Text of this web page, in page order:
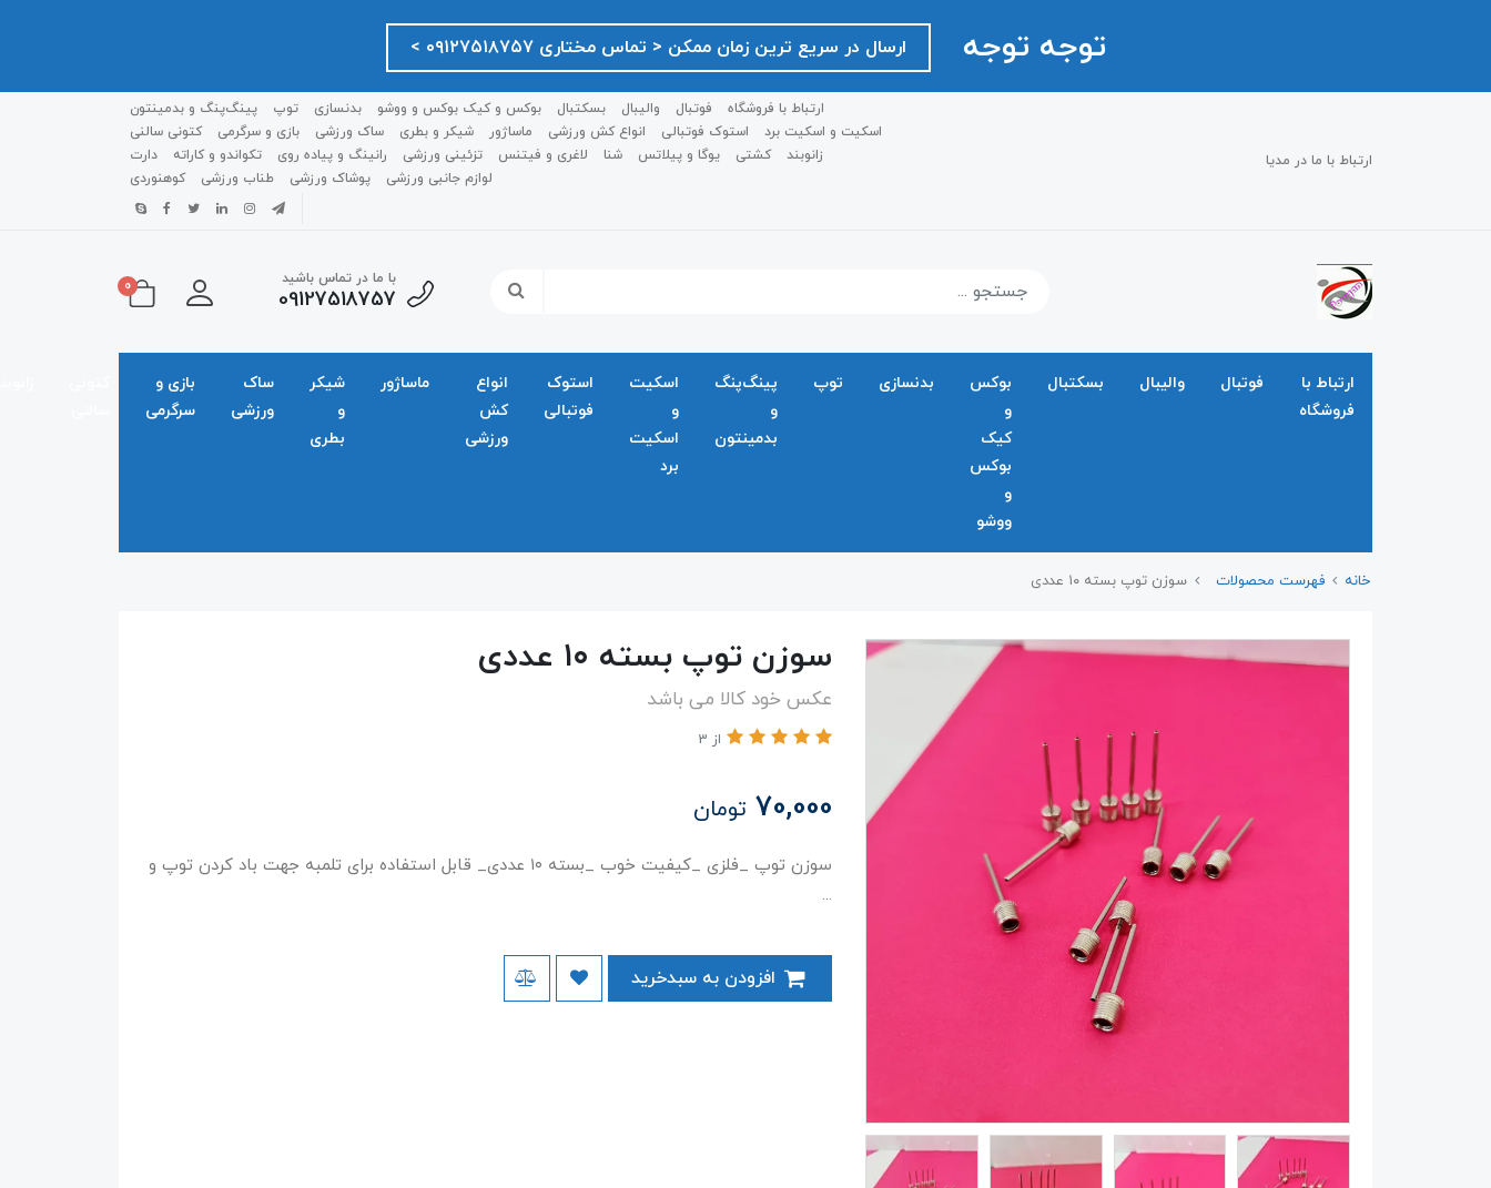
توجه توجه ارسال در سریع ترین زمان ممکن ‌< تماس مختاری ۰۹۱۲۷۵۱۸۷۵۷ >
ارتباط با ما در مدیا
ارتباط با فروشگاه فوتبال والیبال بسکتبال بوکس و کیک بوکس و ووشو بدنسازی توپ
پینگ‌پنگ و بدمينتون
اسکیت و اسکیت برد
استوک فوتبالی انواع کش ورزشی ماساژور شیکر و بطری ساک ورزشی بازی و سرگرمی
کتونی سالنی
زانوبند
کشتی یوگا و پیلاتس شنا لاغری و فیتنس تزئینی ورزشی رانینگ و پیاده روی تکواندو و کاراته
دارت
لوازم جانبی ورزشی
پوشاک ورزشی طناب ورزشی کوهنوردی
با ما در تماس باشید
09127518757
0
ارتباط با
فروشگاه
فوتبال والیبال بسکتبال
بوکس
و
کیک
بوکس
و
ووشو
بدنسازی توپ
پینگ‌پنگ
و
بدمينتون
اسکیت
و
اسکیت
برد
استوک
فوتبالی
انواع
کش
ورزشی
ماساژور
شیکر
و
بطری
ساک
ورزشی
بازی و
سرگرمی
خانه فهرست محصولات سوزن توپ بسته ۱۰ عددی
سوزن توپ بسته ۱۰ عددی
عکس خود کالا می باشد
از 3
70,000 تومان
سوزن توپ _فلزی _کیفیت خوب _بسته ۱۰ عددی_ قابل استفاده برای تلمبه جهت باد کردن توپ و
...